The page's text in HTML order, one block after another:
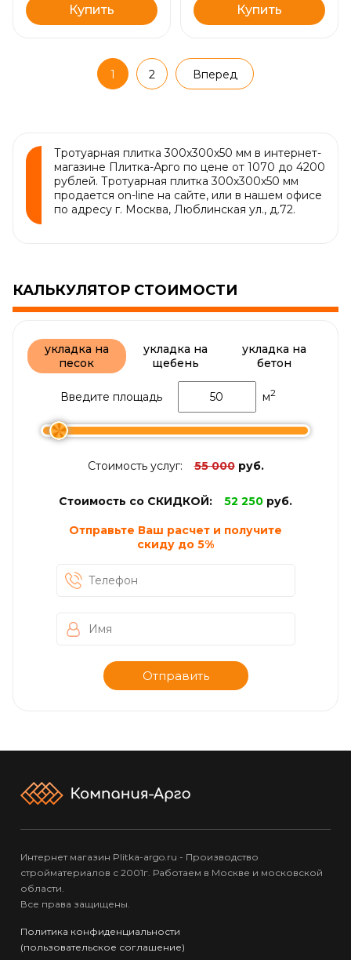
Купить Купить
1 2 Вперед
Тротуарная плитка 300х300х50 мм в интернет-
магазине Плитка-Арго по цене от 1070 до 4200
рублей. Тротуарная плитка 300х300х50 мм
продается on-line на сайте, или в нашем офисе
по адресу г. Москва, Люблинская ул., д.72.
КАЛЬКУЛЯТОР СТОИМОСТИ
укладка на
песок
укладка на
щебень
укладка на
бетон
Введите площадь м2
Стоимость услуг: 55 000руб.
Стоимость со СКИДКОЙ: 52 250 руб.
Отправьте Ваш расчет и получите
скиду до 5%
Интернет магазин Plitka-argo.ru - Производство
стройматериалов с 2001г. Работаем в Москве и московской
области.
Все права защищены.
Политика конфиденциальности
(пользовательское соглашение)